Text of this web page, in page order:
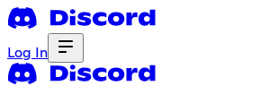
Log In